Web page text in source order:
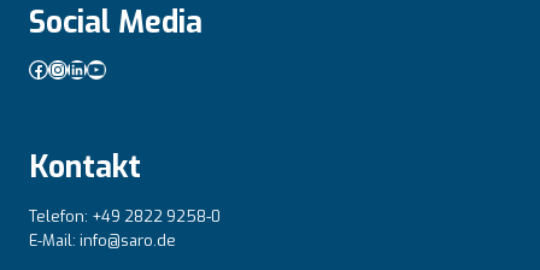
Social Media
Facebook
Instagram
LinkedIn
YouTube
Kontakt
Telefon: +49 2822 9258-0
E-Mail: info@saro.de